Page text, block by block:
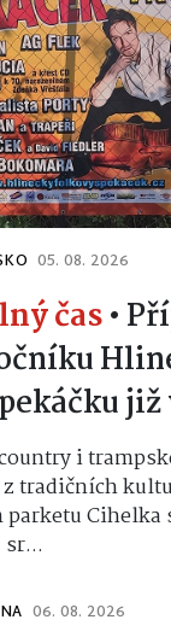
05. 08. 2026
čas•
i
tradičních
Cihelka
sr...
06. 08. 2026